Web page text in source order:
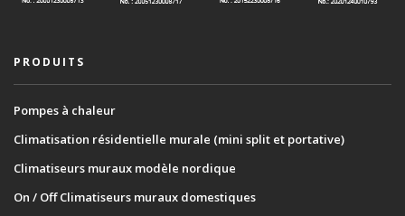
PRODUITS
Pompes à chaleur
Climatisation résidentielle murale (mini split et portative)
Climatiseurs muraux modèle nordique
On / Off Climatiseurs muraux domestiques